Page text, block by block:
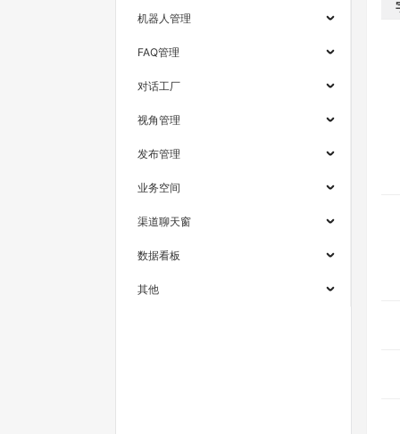
机器人管理
FAQ管理
对话工厂
视角管理
发布管理
业务空间
渠道聊天窗
数据看板
其他